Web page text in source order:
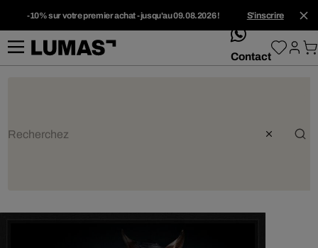
-10% sur votre premier achat - jusqu'au 09.08.2026 ! S'inscrire
whatsApp
Contact